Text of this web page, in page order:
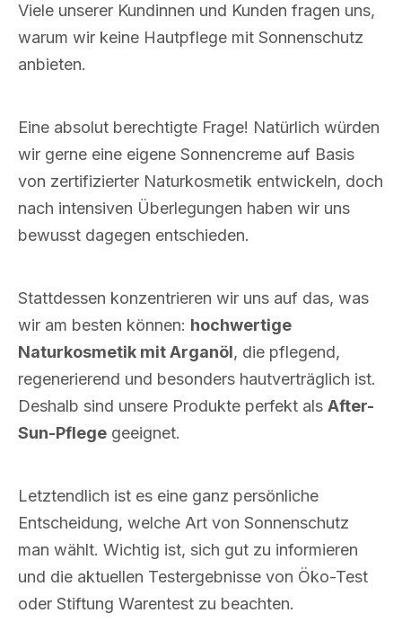
Viele unserer Kundinnen und Kunden fragen uns,
warum wir keine Hautpflege mit Sonnenschutz
anbieten.
Eine absolut berechtigte Frage! Natürlich würden
wir gerne eine eigene Sonnencreme auf Basis
von zertifizierter Naturkosmetik entwickeln, doch
nach intensiven Überlegungen haben wir uns
bewusst dagegen entschieden.
Stattdessen konzentrieren wir uns auf das, was
wir am besten können: hochwertige
Naturkosmetik mit Arganöl, die pflegend,
regenerierend und besonders hautverträglich ist.
Deshalb sind unsere Produkte perfekt als After-
Sun-Pflege geeignet.
Letztendlich ist es eine ganz persönliche
Entscheidung, welche Art von Sonnenschutz
man wählt. Wichtig ist, sich gut zu informieren
und die aktuellen Testergebnisse von Öko-Test
oder Stiftung Warentest zu beachten.